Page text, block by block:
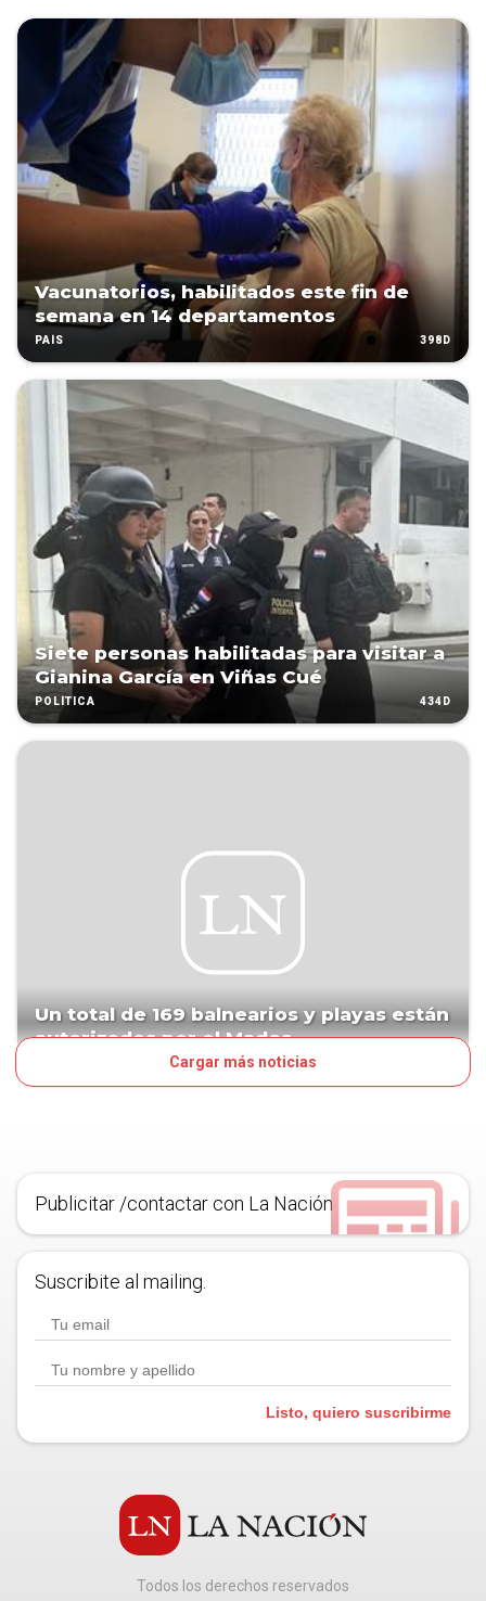
Vacunatorios, habilitados este fin de
semana en 14 departamentos
PAÍS 398D
Siete personas habilitadas para visitar a
Gianina García en Viñas Cué
POLÍTICA 434D
Un total de 169 balnearios y playas están
autorizados por el Mades
Cargar más noticias
Publicitar /contactar con La Nación
Suscribite al mailing.
Listo, quiero suscribirme
Todos los derechos reservados